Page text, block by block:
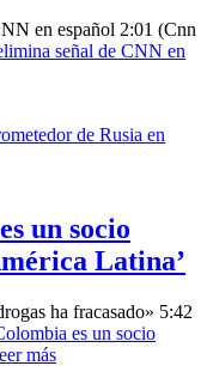
en español 2:01 (Cnn
señal de CNN en
un socio
Latina’
ha fracasado» 5:42
es un socio
más